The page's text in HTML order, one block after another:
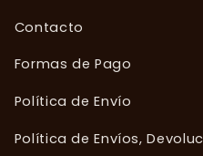
Contacto
Formas de Pago
Política de Envío
Política de Envíos,